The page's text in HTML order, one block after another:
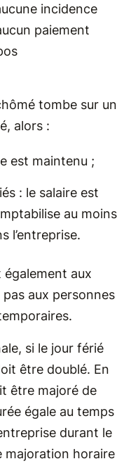
incidence
paiement
tombe sur un
alors :
est maintenu ;
: le salaire est
au moins
l’entreprise.
également aux
aux personnes
si le jour férié
être doublé. En
être majoré de
égale au temps
durant le
majoration horaire